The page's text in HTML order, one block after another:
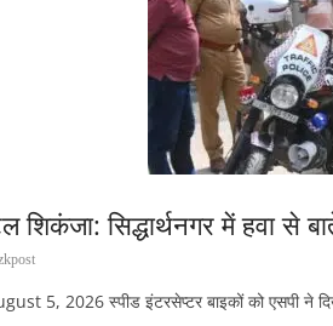
शिकंजा: सिद्धार्थनगर में हवा से
5, 2026 स्पीड इंटरसेप्टर बाइकों को एसपी ने